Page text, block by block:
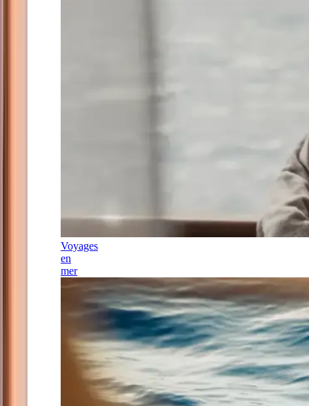
Voyages
en
mer